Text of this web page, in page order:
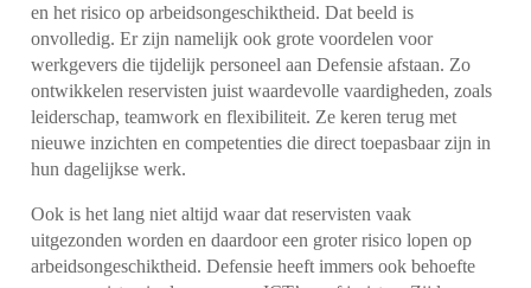
en het risico op arbeidsongeschiktheid. Dat beeld is
onvolledig. Er zijn namelijk ook grote voordelen voor
werkgevers die tijdelijk personeel aan Defensie afstaan. Zo
ontwikkelen reservisten juist waardevolle vaardigheden, zoals
leiderschap, teamwork en flexibiliteit. Ze keren terug met
nieuwe inzichten en competenties die direct toepasbaar zijn in
hun dagelijkse werk.
Ook is het lang niet altijd waar dat reservisten vaak
uitgezonden worden en daardoor een groter risico lopen op
arbeidsongeschiktheid. Defensie heeft immers ook behoefte